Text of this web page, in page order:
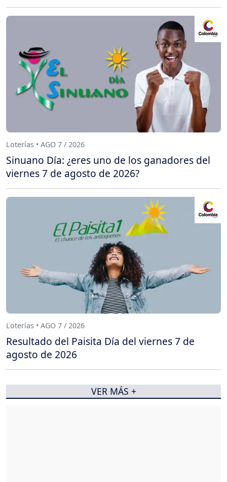
Loterías • AGO 7 / 2026
Sinuano Día: ¿eres uno de los ganadores del
viernes 7 de agosto de 2026?
Loterías • AGO 7 / 2026
Resultado del Paisita Día del viernes 7 de
agosto de 2026
VER MÁS +